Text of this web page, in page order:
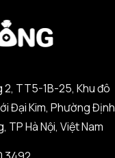
2, TT5-1B-25, Khu đô
Đại Kim, Phường Định
TP Hà Nội, Việt Nam